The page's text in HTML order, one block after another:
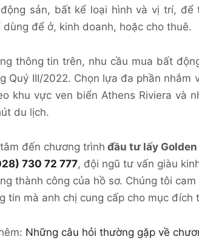
sản, bất kể loại hình và vị trí,
dùng để ở, kinh doanh, hoặc cho thuê.
thông tin trên, nhu cầu mua bất
Quý III/2022. Chọn lựa đa phần
khu vực ven biển Athens Riviera và
du lịch.
đến chương trình đầu tư lấy
730 72 777, đội ngũ tư vấn giàu
thành công của hồ sơ. Chúng tôi
tin mà anh chị cung cấp cho mục đích
Những câu hỏi thường gặp về